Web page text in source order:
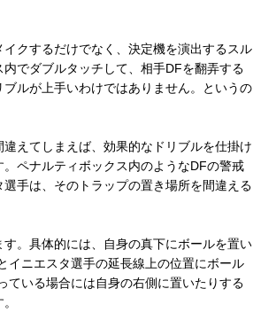
クするだけでなく、決定機を演出するスル
でダブルタッチして、相手DFを翻弄する
ルが上手いわけではありません。というの
えてしまえば、効果的なドリブルを仕掛け
ペナルティボックス内のようなDFの警戒
手は、そのトラップの置き場所を間違える
。具体的には、自身の真下にボールを置い
イニエスタ選手の延長線上の位置にボール
ている場合には自身の右側に置いたりする